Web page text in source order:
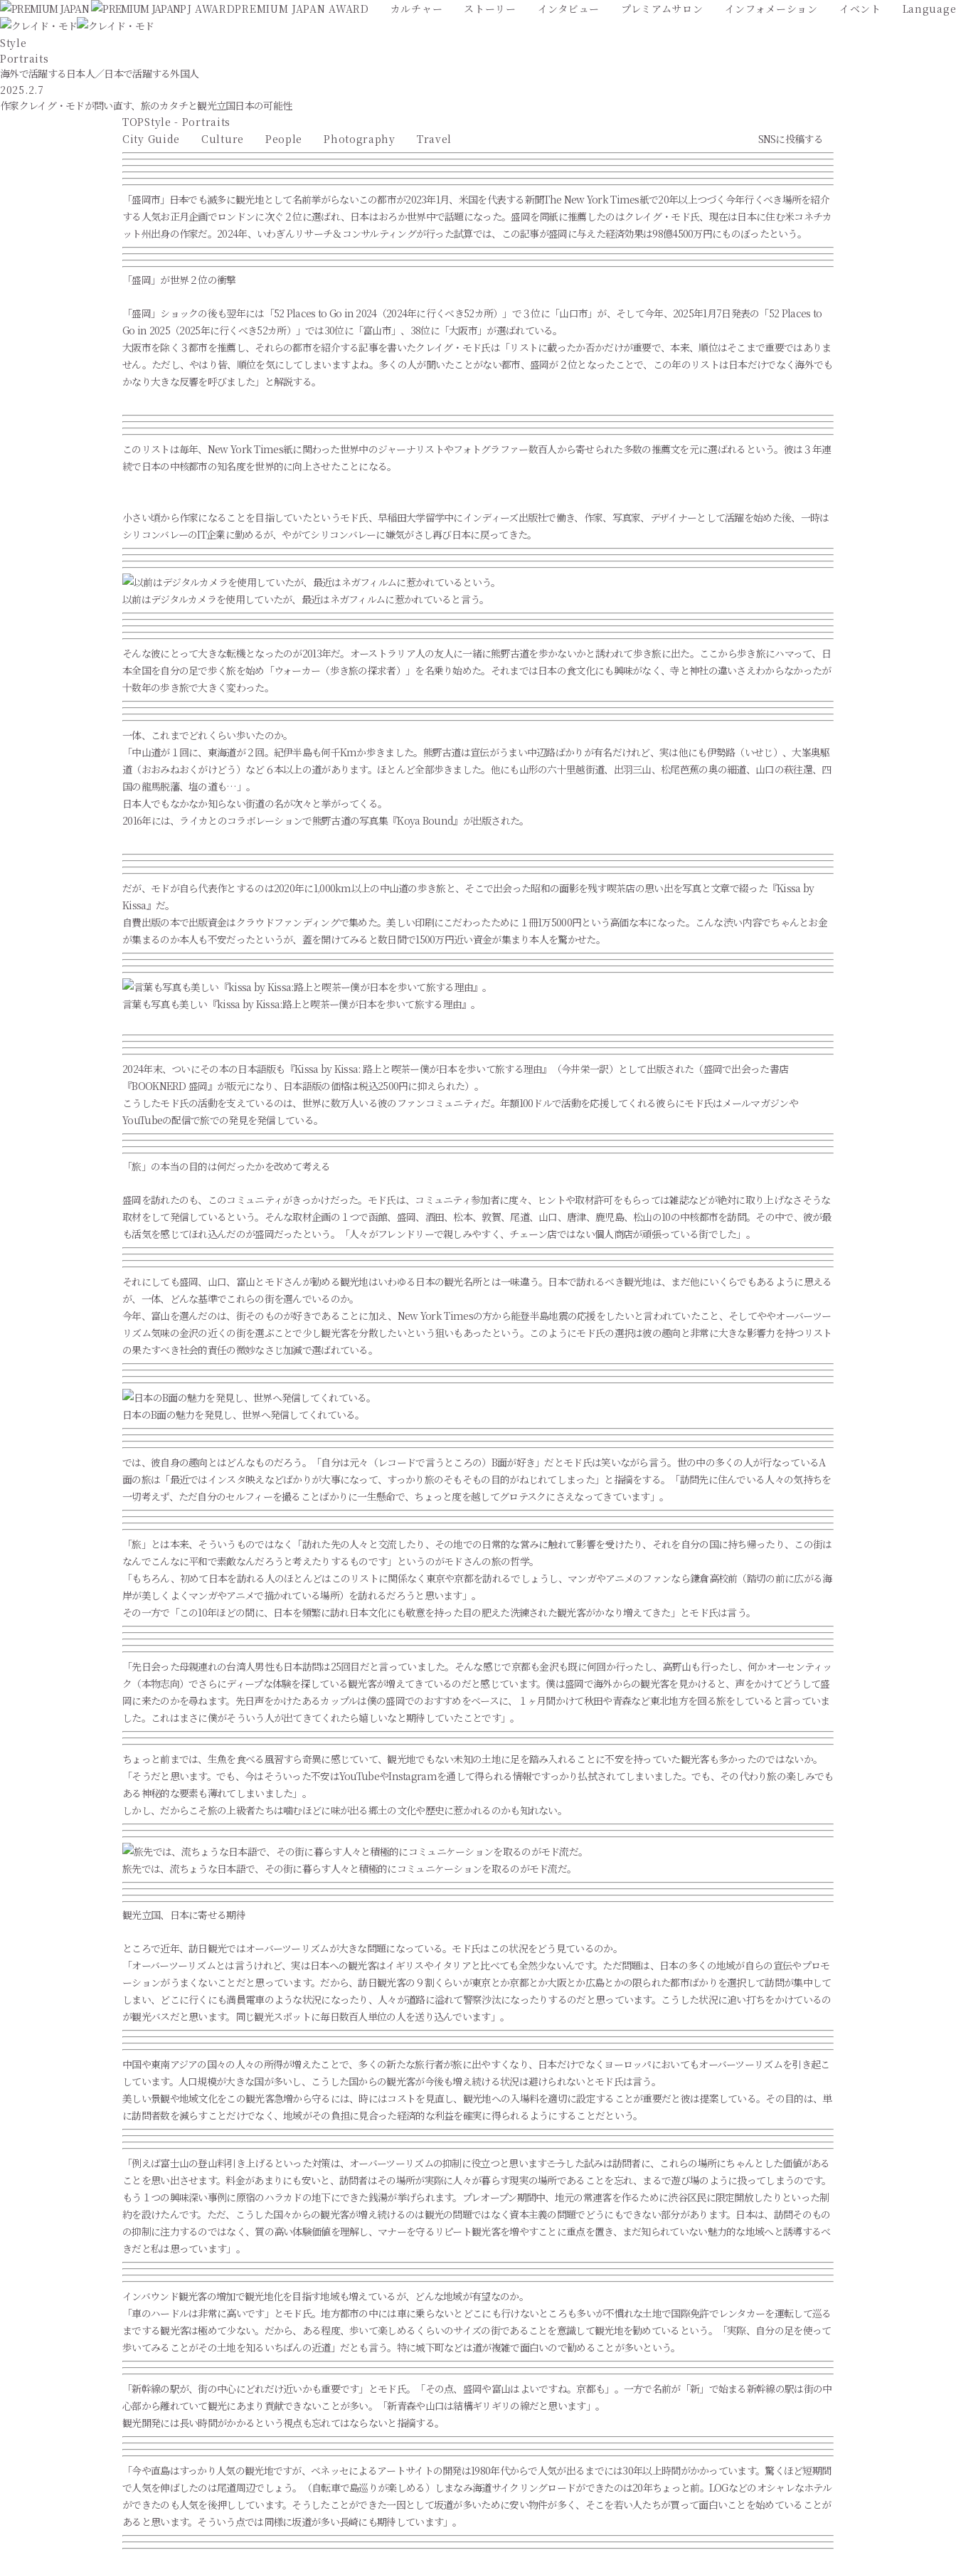
PJ AWARDPREMIUM JAPAN AWARD カルチャー ストーリー インタビュー プレミアムサロン インフォメーション イベント Language
Style
Portraits
海外で活躍する日本人／日本で活躍する外国人
2025.2.7
作家クレイグ・モドが問い直す、旅のカタチと観光立国日本の可能性
TOPStyle - Portraits
City Guide
Culture People Photography Travel SNSに投稿する
「盛岡市」――日本でも滅多に観光地として名前挙がらないこの都市が2023年1月、米国を代表する新聞The New York Times紙で20年以上つづく今年行くべき場所を紹介
する人気お正月企画でロンドンに次ぐ２位に選ばれ、日本はおろか世界中で話題になった。盛岡を同紙に推薦したのはクレイグ・モド氏、現在は日本に住む米コネチカ
ット州出身の作家だ。2024年、いわぎんリサーチ＆コンサルティングが行った試算では、この記事が盛岡に与えた経済効果は98億4500万円にものぼったという。
「盛岡」が世界２位の衝撃
「盛岡」ショックの後も翌年には「52 Places to Go in 2024（2024年に行くべき52カ所）」で３位に「山口市」が、そして今年、2025年1月7日発表の「52 Places to
Go in 2025（2025年に行くべき52カ所）」では30位に「富山市」、38位に「大阪市」が選ばれている。
大阪市を除く３都市を推薦し、それらの都市を紹介する記事を書いたクレイグ・モド氏は「リストに載ったか否かだけが重要で、本来、順位はそこまで重要ではありま
せん。ただし、やはり皆、順位を気にしてしまいますよね。多くの人が聞いたことがない都市、盛岡が２位となったことで、この年のリストは日本だけでなく海外でも
かなり大きな反響を呼びました」と解説する。
このリストは毎年、New York Times紙に関わった世界中のジャーナリストやフォトグラファー数百人から寄せられた多数の推薦文を元に選ばれるという。彼は３年連
続で日本の中核都市の知名度を世界的に向上させたことになる。
小さい頃から作家になることを目指していたというモド氏、早稲田大学留学中にインディーズ出版社で働き、作家、写真家、デザイナーとして活躍を始めた後、一時は
シリコンバレーのIT企業に勤めるが、やがてシリコンバレーに嫌気がさし再び日本に戻ってきた。
以前はデジタルカメラを使用していたが、最近はネガフィルムに惹かれていると言う。
そんな彼にとって大きな転機となったのが2013年だ。オーストラリア人の友人に一緒に熊野古道を歩かないかと誘われて歩き旅に出た。ここから歩き旅にハマって、日
本全国を自分の足で歩く旅を始め「ウォーカー（歩き旅の探求者）」を名乗り始めた。それまでは日本の食文化にも興味がなく、寺と神社の違いさえわからなかったが
十数年の歩き旅で大きく変わった。
一体、これまでどれくらい歩いたのか。
「中山道が１回に、東海道が２回。紀伊半島も何千Kmか歩きました。熊野古道は宣伝がうまい中辺路ばかりが有名だけれど、実は他にも伊勢路（いせじ）、大峯奥駆
道（おおみねおくがけどう）など６本以上の道があります。ほとんど全部歩きました。他にも山形の六十里越街道、出羽三山、松尾芭蕉の奥の細道、山口の萩往還、四
国の龍馬脱藩、塩の道も…」。
日本人でもなかなか知らない街道の名が次々と挙がってくる。
2016年には、ライカとのコラボレーションで熊野古道の写真集『Koya Bound』が出版された。
だが、モドが自ら代表作とするのは2020年に1,000km以上の中山道の歩き旅と、そこで出会った昭和の面影を残す喫茶店の思い出を写真と文章で綴った『Kissa by
Kissa』だ。
自費出版の本で出版資金はクラウドファンディングで集めた。美しい印刷にこだわったために１冊1万5000円という高価な本になった。こんな渋い内容でちゃんとお金
が集まるのか本人も不安だったというが、蓋を開けてみると数日間で1500万円近い資金が集まり本人を驚かせた。
言葉も写真も美しい『kissa by Kissa:路上と喫茶ー僕が日本を歩いて旅する理由』。
2024年末、ついにその本の日本語版も『Kissa by Kissa: 路上と喫茶ー僕が日本を歩いて旅する理由』（今井栄一訳）として出版された（盛岡で出会った書店
『BOOKNERD 盛岡』が版元になり、日本語版の価格は税込2500円に抑えられた）。
こうしたモド氏の活動を支えているのは、世界に数万人いる彼のファンコミュニティだ。年額100ドルで活動を応援してくれる彼らにモド氏はメールマガジンや
YouTubeの配信で旅での発見を発信している。
「旅」の本当の目的は何だったかを改めて考える
盛岡を訪れたのも、このコミュニティがきっかけだった。モド氏は、コミュニティ参加者に度々、ヒントや取材許可をもらっては雑誌などが絶対に取り上げなさそうな
取材をして発信しているという。そんな取材企画の１つで函館、盛岡、酒田、松本、敦賀、尾道、山口、唐津、鹿児島、松山の10の中核都市を訪問。その中で、彼が最
も活気を感じてほれ込んだのが盛岡だったという。「人々がフレンドリーで親しみやすく、チェーン店ではない個人商店が頑張っている街でした」。
それにしても盛岡、山口、富山とモドさんが勧める観光地はいわゆる日本の観光名所とは一味違う。日本で訪れるべき観光地は、まだ他にいくらでもあるように思える
が、一体、どんな基準でこれらの街を選んでいるのか。
今年、富山を選んだのは、街そのものが好きであることに加え、New York Timesの方から能登半島地震の応援をしたいと言われていたこと、そしてややオーバーツー
リズム気味の金沢の近くの街を選ぶことで少し観光客を分散したいという狙いもあったという。このようにモド氏の選択は彼の趣向と非常に大きな影響力を持つリスト
の果たすべき社会的責任の微妙なさじ加減で選ばれている。
日本のB面の魅力を発見し、世界へ発信してくれている。
では、彼自身の趣向とはどんなものだろう。「自分は元々（レコードで言うところの）B面が好き」だとモド氏は笑いながら言う。世の中の多くの人が行なっているA
面の旅は「最近ではインスタ映えなどばかりが大事になって、すっかり旅のそもそもの目的がねじれてしまった」と指摘をする。「訪問先に住んでいる人々の気持ちを
一切考えず、ただ自分のセルフィーを撮ることばかりに一生懸命で、ちょっと度を越してグロテスクにさえなってきています」。
「旅」とは本来、そういうものではなく「訪れた先の人々と交流したり、その地での日常的な営みに触れて影響を受けたり、それを自分の国に持ち帰ったり、この街は
なんでこんなに平和で素敵なんだろうと考えたりするものです」というのがモドさんの旅の哲学。
「もちろん、初めて日本を訪れる人のほとんどはこのリストに関係なく東京や京都を訪れるでしょうし、マンガやアニメのファンなら鎌倉高校前（踏切の前に広がる海
岸が美しくよくマンガやアニメで描かれている場所）を訪れるだろうと思います」。
その一方で「この10年ほどの間に、日本を頻繁に訪れ日本文化にも敬意を持った目の肥えた洗練された観光客がかなり増えてきた」とモド氏は言う。
「先日会った母親連れの台湾人男性も日本訪問は25回目だと言っていました。そんな感じで京都も金沢も既に何回か行ったし、高野山も行ったし、何かオーセンティッ
ク（本物志向）でさらにディープな体験を探している観光客が増えてきているのだと感じています。僕は盛岡で海外からの観光客を見かけると、声をかけてどうして盛
岡に来たのかを尋ねます。先日声をかけたあるカップルは僕の盛岡でのおすすめをベースに、１ヶ月間かけて秋田や青森など東北地方を回る旅をしていると言っていま
した。これはまさに僕がそういう人が出てきてくれたら嬉しいなと期待していたことです」。
ちょっと前までは、生魚を食べる風習すら奇異に感じていて、観光地でもない未知の土地に足を踏み入れることに不安を持っていた観光客も多かったのではないか。
「そうだと思います。でも、今はそういった不安はYouTubeやInstagramを通して得られる情報ですっかり払拭されてしまいました。でも、その代わり旅の楽しみでも
ある神秘的な要素も薄れてしまいました」。
しかし、だからこそ旅の上級者たちは噛むほどに味が出る郷土の文化や歴史に惹かれるのかも知れない。
旅先では、流ちょうな日本語で、その街に暮らす人々と積極的にコミュニケーションを取るのがモド流だ。
観光立国、日本に寄せる期待
ところで近年、訪日観光ではオーバーツーリズムが大きな問題になっている。モド氏はこの状況をどう見ているのか。
「オーバーツーリズムとは言うけれど、実は日本への観光客はイギリスやイタリアと比べても全然少ないんです。ただ問題は、日本の多くの地域が自らの宣伝やプロモ
ーションがうまくないことだと思っています。だから、訪日観光客の９割くらいが東京とか京都とか大阪とか広島とかの限られた都市ばかりを選択して訪問が集中して
しまい、どこに行くにも満員電車のような状況になったり、人々が道路に溢れて警察沙汰になったりするのだと思っています。こうした状況に追い打ちをかけているの
が観光バスだと思います。同じ観光スポットに毎日数百人単位の人を送り込んでいます」。
中国や東南アジアの国々の人々の所得が増えたことで、多くの新たな旅行者が旅に出やすくなり、日本だけでなくヨーロッパにおいてもオーバーツーリズムを引き起こ
しています。人口規模が大きな国が多いし、こうした国からの観光客が今後も増え続ける状況は避けられないとモド氏は言う。
美しい景観や地域文化をこの観光客急増から守るには、時にはコストを見直し、観光地への入場料を適切に設定することが重要だと彼は提案している。その目的は、単
に訪問者数を減らすことだけでなく、地域がその負担に見合った経済的な利益を確実に得られるようにすることだという。
「例えば富士山の登山料引き上げるといった対策は、オーバーツーリズムの抑制に役立つと思います――こうした試みは訪問者に、これらの場所にちゃんとした価値がある
ことを思い出させます。料金があまりにも安いと、訪問者はその場所が実際に人々が暮らす現実の場所であることを忘れ、まるで遊び場のように扱ってしまうのです。
もう１つの興味深い事例に原宿のハラカドの地下にできた銭湯が挙げられます。プレオープン期間中、地元の常連客を作るために渋谷区民に限定開放したりといった制
約を設けたんです。ただ、こうした国々からの観光客が増え続けるのは観光の問題ではなく資本主義の問題でどうにもできない部分があります。日本は、訪問そのもの
の抑制に注力するのではなく、質の高い体験価値を理解し、マナーを守るリピート観光客を増やすことに重点を置き、まだ知られていない魅力的な地域へと誘導するべ
きだと私は思っています」。
インバウンド観光客の増加で観光地化を目指す地域も増えているが、どんな地域が有望なのか。
「車のハードルは非常に高いです」とモド氏。地方都市の中には車に乗らないとどこにも行けないところも多いが不慣れな土地で国際免許でレンタカーを運転して巡る
までする観光客は極めて少ない。だから、ある程度、歩いて楽しめるくらいのサイズの街であることを意識して観光地を勧めているという。「実際、自分の足を使って
歩いてみることがその土地を知るいちばんの近道」だとも言う。特に城下町などは道が複雑で面白いので勧めることが多いという。
「新幹線の駅が、街の中心にどれだけ近いかも重要です」とモド氏。「その点、盛岡や富山はよいですね。京都も」。一方で名前が「新」で始まる新幹線の駅は街の中
心部から離れていて観光にあまり貢献できないことが多い。「新青森や山口は結構ギリギリの線だと思います」。
観光開発には長い時間がかかるという視点も忘れてはならないと指摘する。
「今や直島はすっかり人気の観光地ですが、ベネッセによるアートサイトの開発は1980年代からで人気が出るまでには30年以上時間がかかっています。驚くほど短期間
で人気を伸ばしたのは尾道周辺でしょう。（自転車で島巡りが楽しめる）しまなみ海道サイクリングロードができたのは20年ちょっと前。LOGなどのオシャレなホテル
ができたのも人気を後押ししています。そうしたことができた一因として坂道が多いために安い物件が多く、そこを若い人たちが買って面白いことを始めていることが
あると思います。そういう点では同様に坂道が多い長崎にも期待しています」。